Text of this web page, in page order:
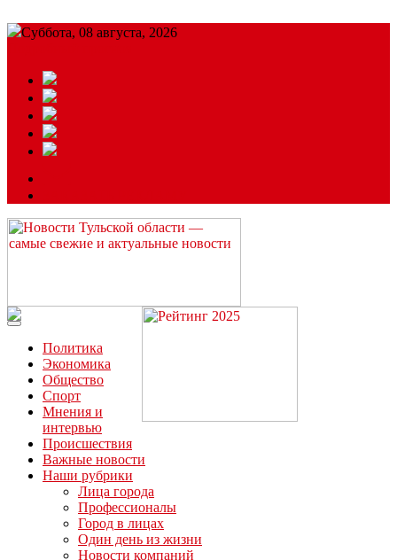
Суббота, 08 августа, 2026
Читайте последние новости дня в Тульской области на сайте
“ЗаНовомосковск”
Политика
Экономика
Общество
Спорт
Мнения и
интервью
Происшествия
Важные новости
Наши рубрики
Лица города
Профессионалы
Город в лицах
Один день из жизни
Новости компаний